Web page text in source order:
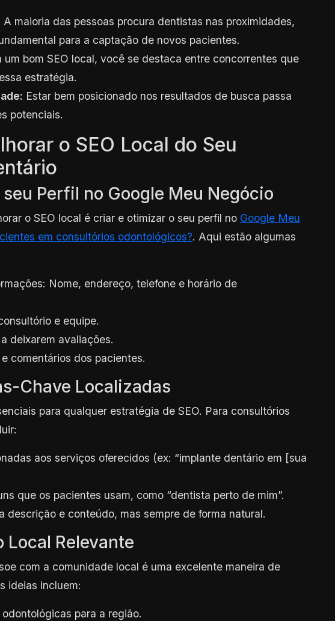
A maioria das pessoas procura dentistas nas proximidades,
para a captação de novos pacientes.
um bom SEO local, você se destaca entre concorrentes que
estratégia.
Estar bem posicionado nos resultados de busca passa
potenciais.
o SEO Local do Seu
Perfil no Google Meu Negócio
o SEO local é criar e otimizar o seu perfil no Google Meu
em consultórios odontológicos?. Aqui estão algumas
Nome, endereço, telefone e horário de
e equipe.
deixarem avaliações.
comentários dos pacientes.
Chave Localizadas
para qualquer estratégia de SEO. Para consultórios
aos serviços oferecidos (ex: “implante dentário em [sua
que os pacientes usam, como “dentista perto de mim”.
descrição e conteúdo, mas sempre de forma natural.
Local Relevante
com a comunidade local é uma excelente maneira de
ideias incluem:
para a região.